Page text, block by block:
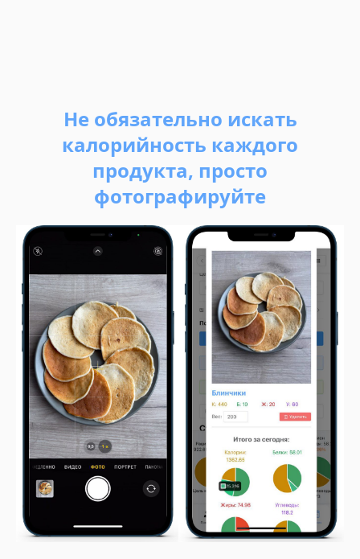
Не обязательно искать
калорийность каждого
продукта, просто
фотографируйте